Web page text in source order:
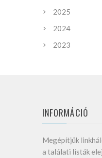
2025
2024
2023
INFORMÁCIÓ
Megépítjük
a találati listák